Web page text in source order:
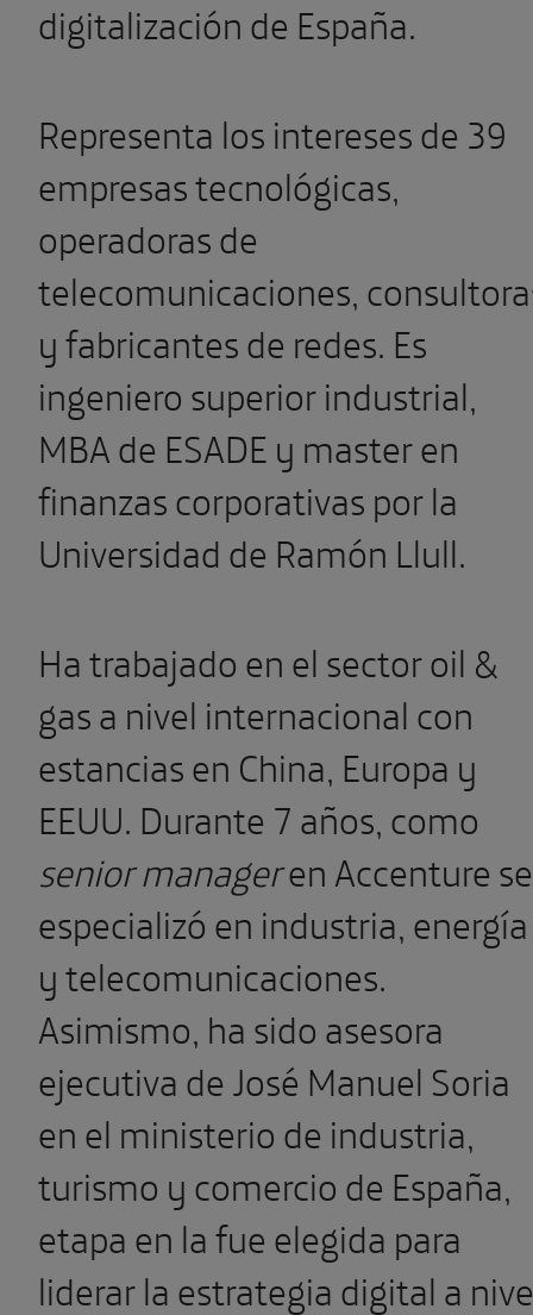
digitalización de España.
Representa los intereses de 39
empresas tecnológicas,
operadoras de
telecomunicaciones,
y fabricantes de redes. Es
ingeniero superior industrial,
MBA de ESADE y master en
finanzas corporativas por la
Universidad de Ramón Llull.
Ha trabajado en el sector oil &
gas a nivel internacional con
estancias en China, Europa y
EEUU. Durante 7 años, como
senior manageren Accenture se
especializó en industria, energía
y telecomunicaciones.
Asimismo, ha sido asesora
ejecutiva de José Manuel Soria
en el ministerio de industria,
turismo y comercio de España,
etapa en la fue elegida para
liderar la estrategia digital a